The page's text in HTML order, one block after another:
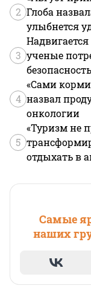
2 Глоба
улыбнется
3 ученые
безопасность
4
«Сами
назвал
онкологии
5
«Туризм не
отдыхать в
Самые
наших